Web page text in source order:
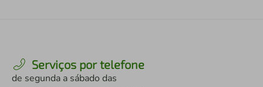
Serviços por telefone
de segunda a sábado das